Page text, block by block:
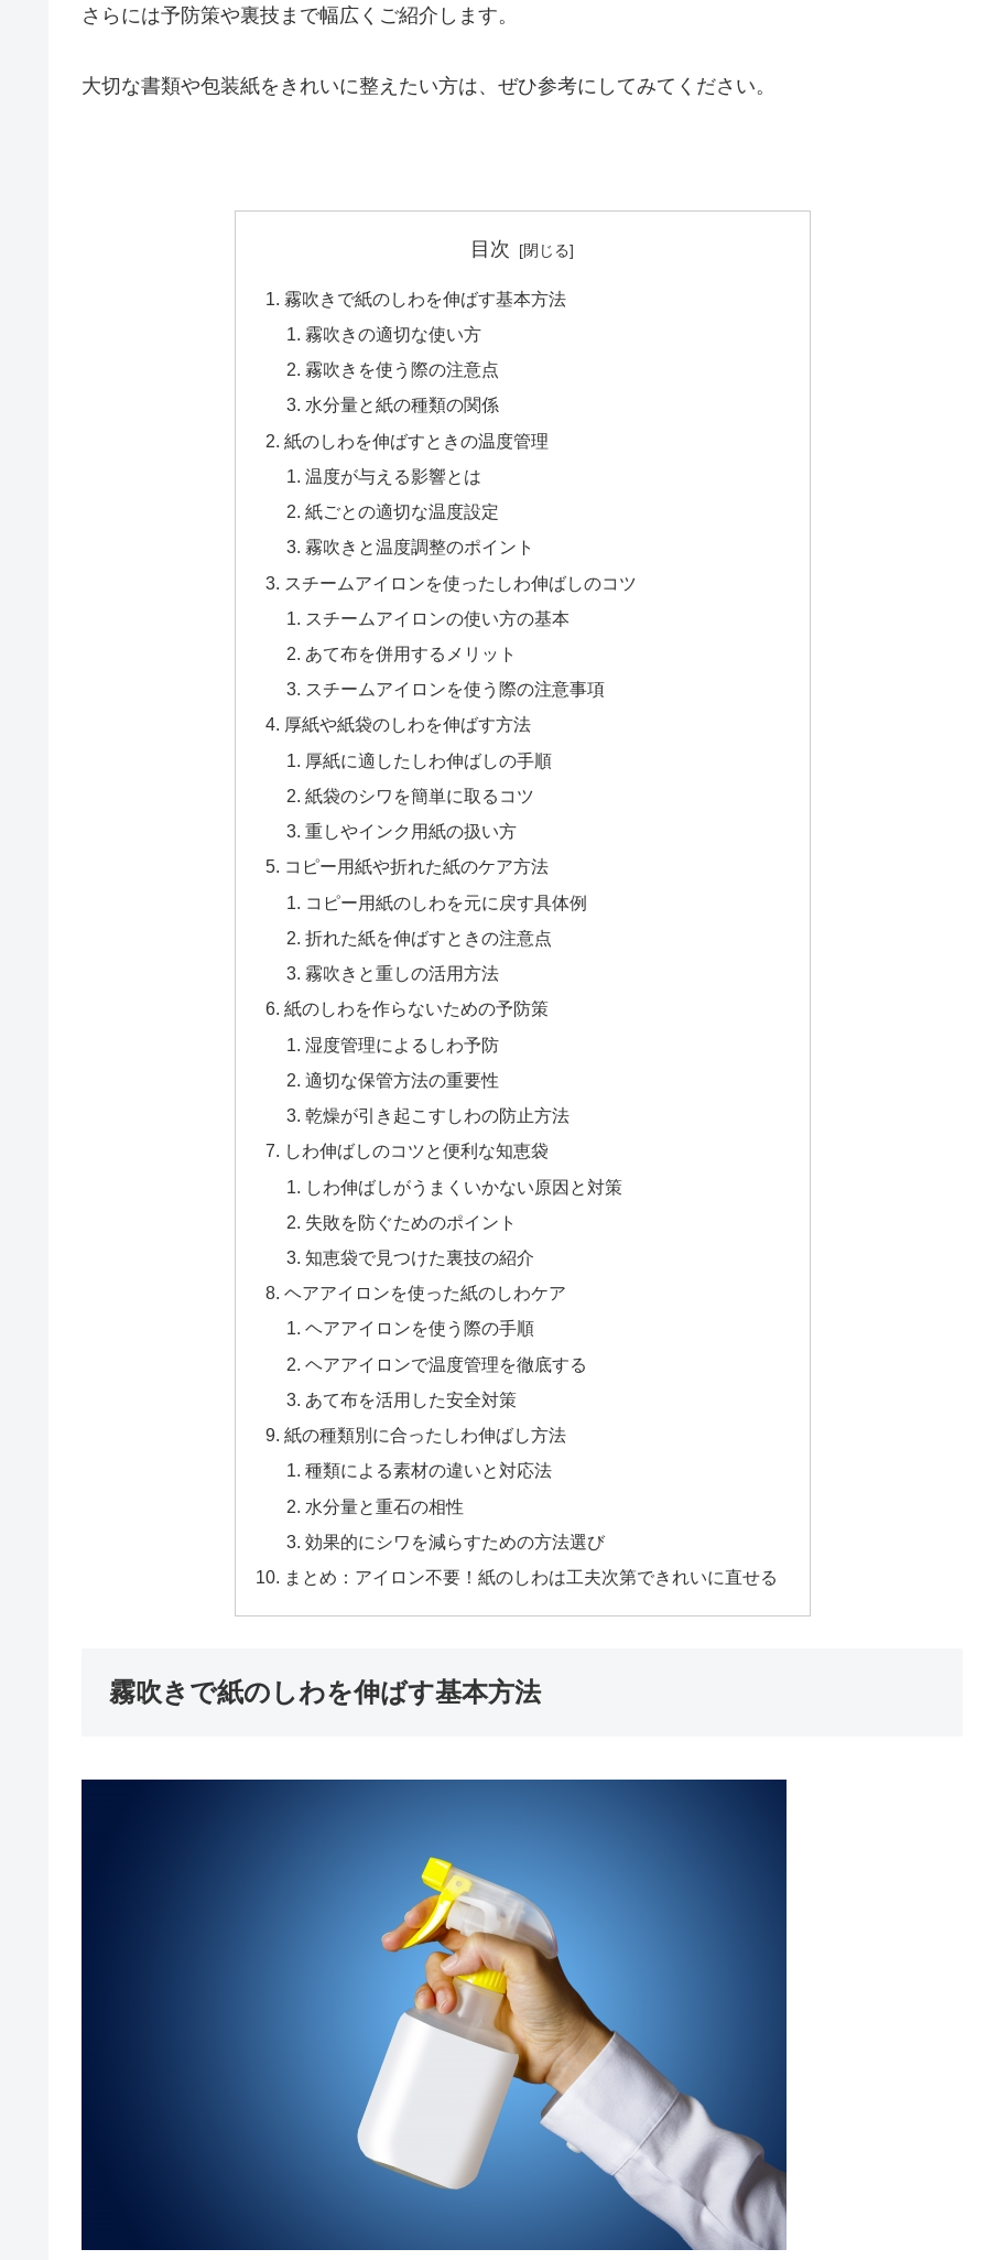
さらには予防策や裏技まで幅広くご紹介します。
大切な書類や包装紙をきれいに整えたい方は、ぜひ参考にしてみてください。
目次
霧吹きで紙のしわを伸ばす基本方法
霧吹きの適切な使い方
霧吹きを使う際の注意点
水分量と紙の種類の関係
紙のしわを伸ばすときの温度管理
温度が与える影響とは
紙ごとの適切な温度設定
霧吹きと温度調整のポイント
スチームアイロンを使ったしわ伸ばしのコツ
スチームアイロンの使い方の基本
あて布を併用するメリット
スチームアイロンを使う際の注意事項
厚紙や紙袋のしわを伸ばす方法
厚紙に適したしわ伸ばしの手順
紙袋のシワを簡単に取るコツ
重しやインク用紙の扱い方
コピー用紙や折れた紙のケア方法
コピー用紙のしわを元に戻す具体例
折れた紙を伸ばすときの注意点
霧吹きと重しの活用方法
紙のしわを作らないための予防策
湿度管理によるしわ予防
適切な保管方法の重要性
乾燥が引き起こすしわの防止方法
しわ伸ばしのコツと便利な知恵袋
しわ伸ばしがうまくいかない原因と対策
失敗を防ぐためのポイント
知恵袋で見つけた裏技の紹介
ヘアアイロンを使った紙のしわケア
ヘアアイロンを使う際の手順
ヘアアイロンで温度管理を徹底する
あて布を活用した安全対策
紙の種類別に合ったしわ伸ばし方法
種類による素材の違いと対応法
水分量と重石の相性
効果的にシワを減らすための方法選び
まとめ：アイロン不要！紙のしわは工夫次第できれいに直せる
霧吹きで紙のしわを伸ばす基本方法